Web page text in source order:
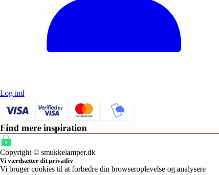
Log ind
Find mere inspiration
Copyright © smukkelamper.dk
Vi værdsætter dit privatliv
Vi bruger cookies til at forbedre din browseroplevelse og analysere